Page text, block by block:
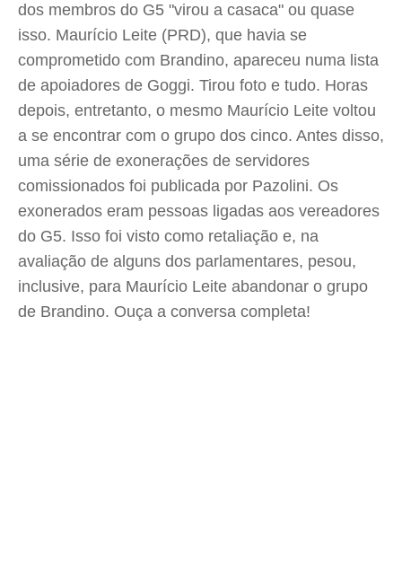
dos membros do G5 "virou a casaca" ou quase
isso. Maurício Leite (PRD), que havia se
comprometido com Brandino, apareceu numa lista
de apoiadores de Goggi. Tirou foto e tudo. Horas
depois, entretanto, o mesmo Maurício Leite voltou
a se encontrar com o grupo dos cinco. Antes disso,
uma série de exonerações de servidores
comissionados foi publicada por Pazolini. Os
exonerados eram pessoas ligadas aos vereadores
do G5. Isso foi visto como retaliação e, na
avaliação de alguns dos parlamentares, pesou,
inclusive, para Maurício Leite abandonar o grupo
de Brandino. Ouça a conversa completa!